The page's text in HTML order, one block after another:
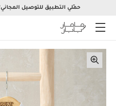
حمّلي التطبيق للتوصيل